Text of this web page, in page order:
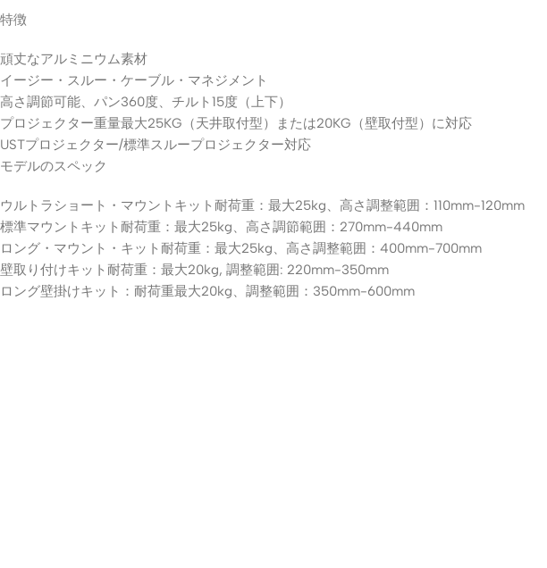
特徴
頑丈なアルミニウム素材
イージー・スルー・ケーブル・マネジメント
高さ調節可能、パン360度、チルト15度（上下）
プロジェクター重量最大25KG（天井取付型）または20KG（壁取付型）に対応
USTプロジェクター/標準スループロジェクター対応
モデルのスペック
ウルトラショート・マウントキット耐荷重：最大25kg、高さ調整範囲：110mm-120mm
標準マウントキット耐荷重：最大25kg、高さ調節範囲：270mm-440mm
ロング・マウント・キット耐荷重：最大25kg、高さ調整範囲：400mm-700mm
壁取り付けキット耐荷重：最大20kg, 調整範囲: 220mm-350mm
ロング壁掛けキット：耐荷重最大20kg、調整範囲：350mm-600mm